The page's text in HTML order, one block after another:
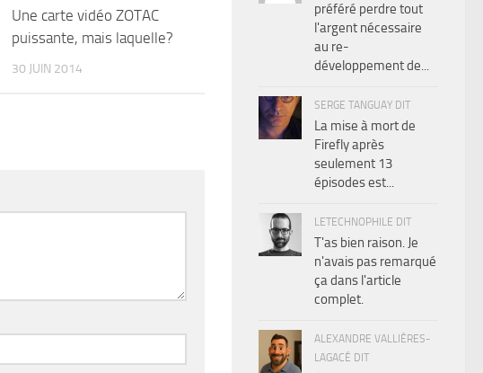
Une carte vidéo ZOTAC
puissante, mais laquelle?
30 JUIN 2014
préféré perdre tout
l'argent nécessaire
au re-
développement de...
SERGE TANGUAY DIT
La mise à mort de
Firefly après
seulement 13
épisodes est...
LETECHNOPHILE DIT
T'as bien raison. Je
n'avais pas remarqué
ça dans l'article
complet.
ALEXANDRE VALLIÈRES-
LAGACÉ DIT